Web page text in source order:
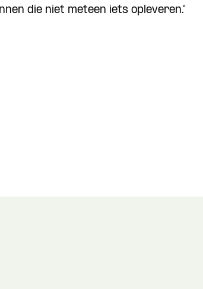
die niet meteen iets opleveren.”